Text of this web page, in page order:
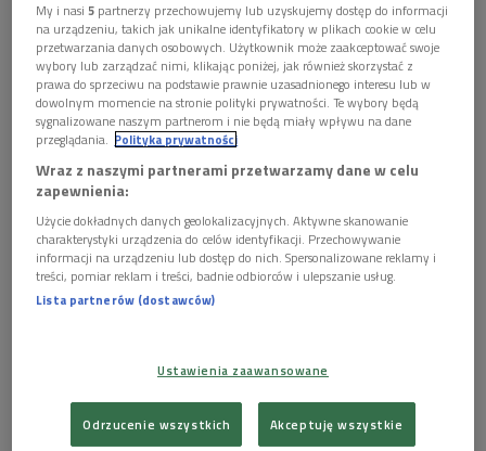
Magdalena Sobczak-Kotnarowska, etnomuzykolożka,
śpiewaczka, instrumentalistka.W audycji Cafe "Muza"
mówiła, że nieczęsto myśli o sobie jako o artyście. -
myśl, że artystami jesteśmy tylko czasami, a częściej
że częściej jestem rzemieślnikiem, a czasem bywam
artystą - mówiła w Dwójce.
My i nasi5 partnerzy przechowujemy lub uzyskujemy dostęp do informacji
na urządzeniu, takich jak unikalne identyfikatory w plikach cookie w celu
przetwarzania danych osobowych. Użytkownik może zaakceptować swoje
wybory lub zarządzać nimi, klikając poniżej, jak również skorzystać z
prawa do sprzeciwu na podstawie prawnie uzasadnionego interesu lub w
dowolnym momencie na stronie polityki prywatności. Te wybory będą
sygnalizowane naszym partnerom i nie będą miały wpływu na dane
przeglądania. Polityka prywatności
Wraz z naszymi partnerami przetwarzamy dane w celu
zapewnienia:
Użycie dokładnych danych geolokalizacyjnych. Aktywne skanowanie
charakterystyki urządzenia do celów identyfikacji. Przechowywanie
informacji na urządzeniu lub dostęp do nich. Spersonalizowane reklamy i
treści, pomiar reklam i treści, badnie odbiorców i ulepszanie usług.
Lista partnerów (dostawców)
Ustawienia zaawansowane
Odrzucenie wszystkich Akceptuję wszystkie